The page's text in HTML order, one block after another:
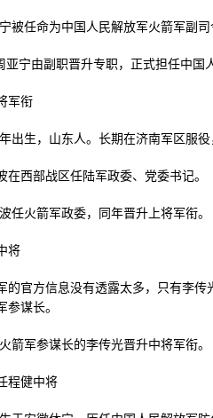
被任命为中国人民解放军火箭军副
宁由副职晋升专职，正式担任中国
军衔
出生，山东人。长期在济南军区服
在西部战区任陆军政委、党委书记。
任火箭军政委，同年晋升上将军衔。
将
的官方信息没有透露太多，只有李
参谋长。
箭军参谋长的李传光晋升中将军衔。
程健中将